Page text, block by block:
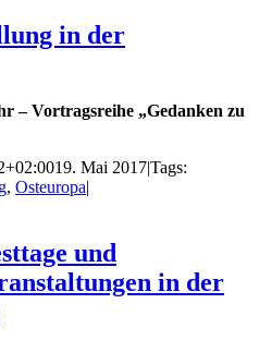
in der
– Vortragsreihe „Gedanken zu
19. Mai 2017|Tags:
, Osteuropa|
und
in der